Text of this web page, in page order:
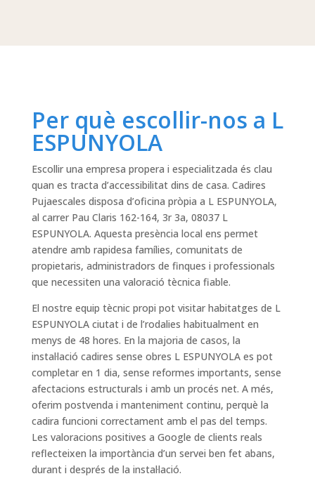
Per què escollir-nos a L
ESPUNYOLA
Escollir una empresa propera i especialitzada és clau
quan es tracta d’accessibilitat dins de casa. Cadires
Pujaescales disposa d’oficina pròpia a L ESPUNYOLA,
al carrer Pau Claris 162-164, 3r 3a, 08037 L
ESPUNYOLA. Aquesta presència local ens permet
atendre amb rapidesa famílies, comunitats de
propietaris, administradors de finques i professionals
que necessiten una valoració tècnica fiable.
El nostre equip tècnic propi pot visitar habitatges de L
ESPUNYOLA ciutat i de l’rodalies habitualment en
menys de 48 hores. En la majoria de casos, la
instal·lació cadires sense obres L ESPUNYOLA es pot
completar en 1 dia, sense reformes importants, sense
afectacions estructurals i amb un procés net. A més,
oferim postvenda i manteniment continu, perquè la
cadira funcioni correctament amb el pas del temps.
Les valoracions positives a Google de clients reals
reflecteixen la importància d’un servei ben fet abans,
durant i després de la instal·lació.